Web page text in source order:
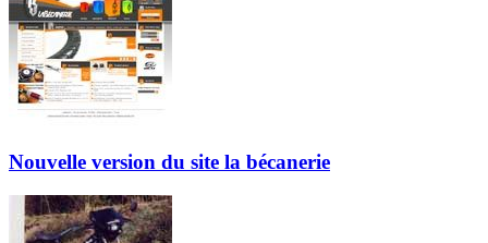
Nouvelle version du site la bécanerie